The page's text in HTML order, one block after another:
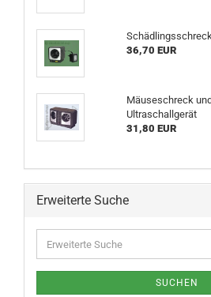
36,70 EUR
Mäuseschreck
Ultraschallgerät
31,80 EUR
Erweiterte Suche
SUCHEN